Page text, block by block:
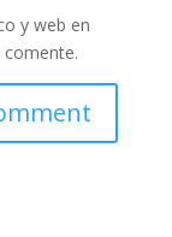
y web en